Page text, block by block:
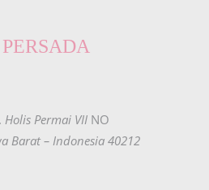
Holis Permai VII NO
Barat – Indonesia 40212